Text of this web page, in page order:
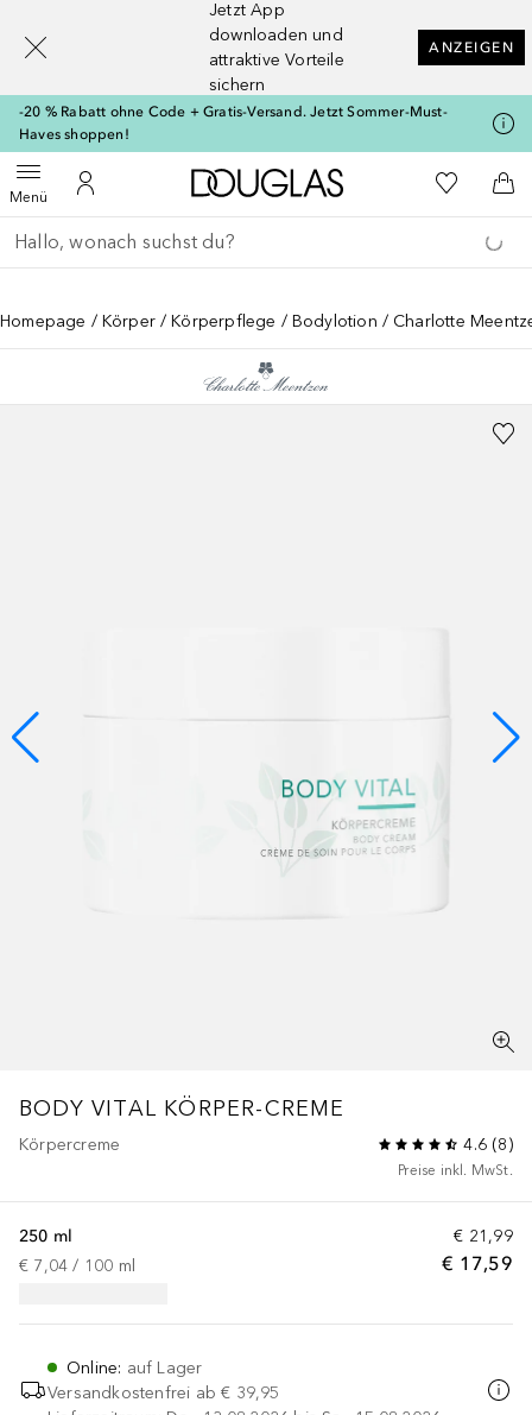
Jetzt App
downloaden und
attraktive Vorteile
sichern
ANZEIGEN
-20 % Rabatt ohne Code + Gratis-Versand. Jetzt Sommer-Must-
Haves shoppen!
MenüMenü öffnenZu Meinem Kundenkonto
Zur Douglas Startseite
Zu Meiner
Gehe zurück
Suche ausführen
Homepage Körper Körperpflege Bodylotion Charlotte
BODY VITAL KÖRPER-CREME
Körpercreme 4.6 (8)
Preise inkl. MwSt.
€ 21,99
€ 17,59
250 ml
€ 7,04 / 100 ml
Online: auf Lager
Versandkostenfrei ab € 39,95
[navigation.slideout.screenreader]